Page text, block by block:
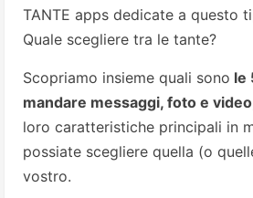
TANTE apps dedicate a questo
Quale scegliere tra le tante?
Scopriamo insieme quali sono le
mandare messaggi, foto e
loro caratteristiche principali in
possiate scegliere quella (o
vostro.